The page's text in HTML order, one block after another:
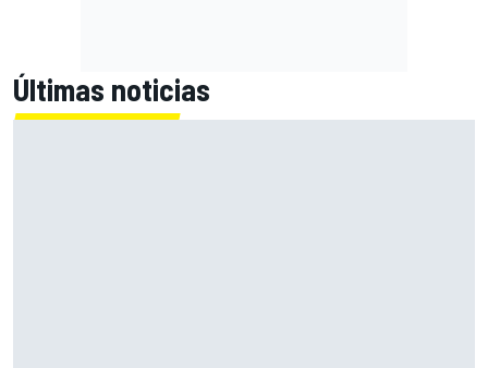
Últimas noticias